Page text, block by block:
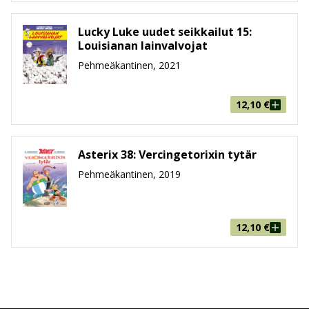
Lucky Luke uudet seikkailut 15:
Louisianan lainvalvojat
Pehmeäkantinen, 2021
12,10 €
Asterix 38: Vercingetorixin tytär
Pehmeäkantinen, 2019
12,10 €